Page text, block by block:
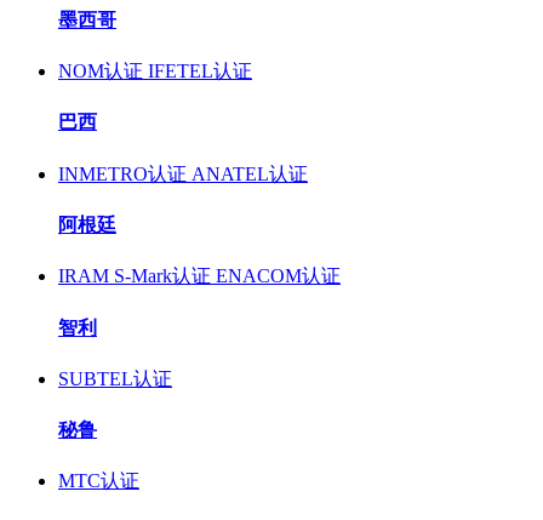
墨西哥
NOM认证 IFETEL认证
巴西
INMETRO认证 ANATEL认证
阿根廷
IRAM S-Mark认证 ENACOM认证
智利
SUBTEL认证
秘鲁
MTC认证